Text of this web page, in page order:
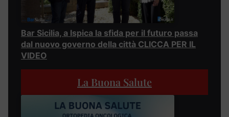
Bar Sicilia, a Ispica la sfida per il futuro passa
dal nuovo governo della città CLICCA PER IL
VIDEO
La Buona Salute